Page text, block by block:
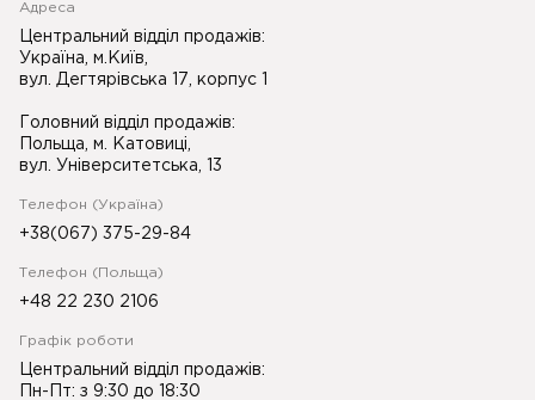
Адреса
Центральний відділ продажів:
Україна, м.Київ,
вул. Дегтярівська 17, корпус 1
Головний відділ продажів:
Польща, м. Катовиці,
вул. Університетська, 13
Телефон (Україна)
+38(067) 375-29-84
Телефон (Польща)
+48 22 230 2106
Графік роботи
Центральний відділ продажів:
Пн-Пт: з 9:30 до 18:30